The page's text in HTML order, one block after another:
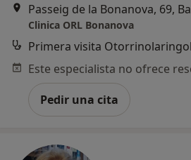
Passeig de la Bonanova, 69,
Clinica ORL Bonanova
Primera visita
Pedir una cita